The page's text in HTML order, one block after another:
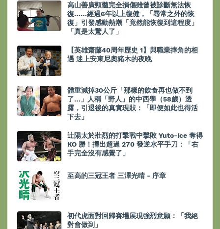
高山善廣頸髓完全損傷雖曾被診斷無法恢
復……經過6年以上復健，「尋常之外的恢
復」引發感動熱潮「竟然能恢復到這程度」
「真是太驚人了」
【英雄齋藤40周年歷史 1】與職業摔角的相
遇 迷上安東尼奧豬木的夜晚
體重減掉30公斤「那樣的飲食再也做不到
了…」人稱「野人」的中西學（58歲）透
露，引退後的真實現狀：「即便如此也得活
下去」
辻陽太於壯烈的打撃戰中擊敗 Yuto-Ice 奪得
KO 勝！揮出超過 270 發逆水平手刀：「右
手完全沒有感覺了」
至高的三冠王者 三澤光晴 - 序章
初代虎面對回歸賽場展現強烈意願：「我絕
對會做到」